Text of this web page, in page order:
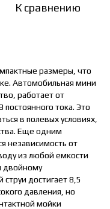
К сравнению
размеры, что
Автомобильная мини
работает от
тока. Это
в полевых условиях,
Еще одним
независимость от
из любой емкости
двойному
достигает 8,5
давления, но
мойки